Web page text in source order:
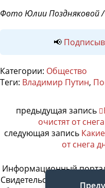
Фото Юлии Поздняковой /
📢
Категории: Общество
Теги: Владимир Путин,
предыдущая запись
очистят от
следующая запись
от снега
Информационный
Свидетельство о